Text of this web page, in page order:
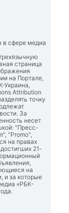
в сфере медиа
страница
на Портале,
Украина,
Attribution
точку
За
несет
"Пресс-
"Promo",
на правах
21-
на
и за которые
«РБК-